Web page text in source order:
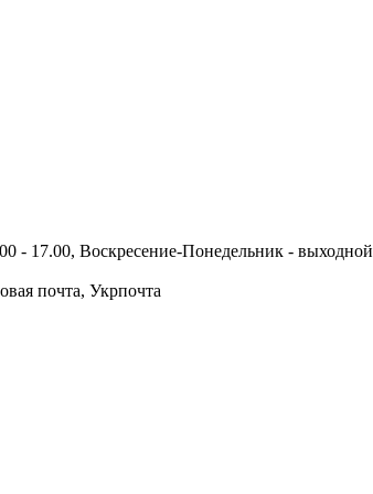
- 17.00, Воскресение-Понедельник - выходной
почта, Укрпочта